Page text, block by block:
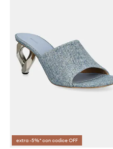
extra -5%* con codice OFF